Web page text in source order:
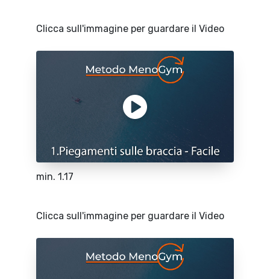
Clicca sull'immagine per guardare il Video
min. 1.17
Clicca sull'immagine per guardare il Video